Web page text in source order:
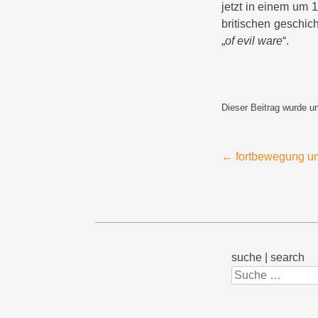
jetzt in einem um
britischen
„of evil ware“.
Dieser Beitrag wurde
Beitragsnavigation
← fortbewegung
suche | search
Suchen